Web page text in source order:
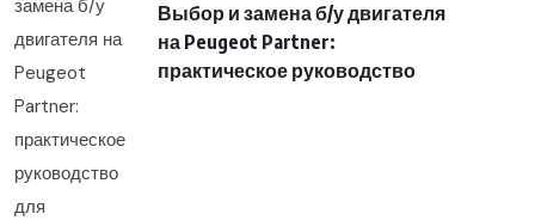
Выбор и замена б/у двигателя
на Peugeot Partner:
практическое руководство